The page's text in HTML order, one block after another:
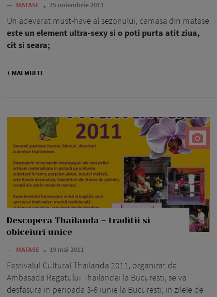
— MATASE 25 noiembrie 2011
Un adevarat must-have al sezonului, camasa din matase
este un element ultra-sexy si o poti purta atit ziua,
cit si seara;
+ MAI MULTE
Descopera Thailanda – traditii si
obiceiuri unice
— MATASE 19 mai 2011
Festivalul Cultural Thailanda 2011, organizat de
Ambasada Regatului Thailandei la Bucuresti, se va
desfasura in perioada 3-6 iunie la Bucuresti, in zilele de